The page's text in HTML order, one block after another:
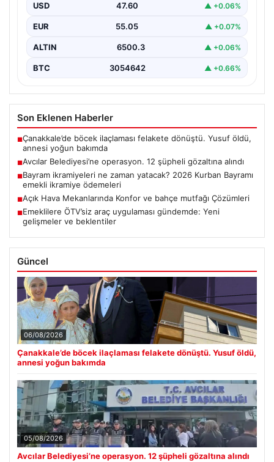
USD 47.60 ▲ +0.06%
EUR 55.05 ▲ +0.07%
ALTIN 6500.3 ▲ +0.06%
BTC 3054642 ▲ +0.66%
Son Eklenen Haberler
■Çanakkale’de böcek ilaçlaması felakete dönüştü. Yusuf öldü,
annesi yoğun bakımda
■Avcılar Belediyesi’ne operasyon. 12 şüpheli gözaltına alındı
■Bayram ikramiyeleri ne zaman yatacak? 2026 Kurban Bayramı
emekli ikramiye ödemeleri
■Açık Hava Mekanlarında Konfor ve bahçe mutfağı Çözümleri
■Emeklilere ÖTV’siz araç uygulaması gündemde: Yeni
gelişmeler ve beklentiler
Güncel
06/08/2026
Çanakkale’de böcek ilaçlaması felakete dönüştü. Yusuf öldü,
annesi yoğun bakımda
05/08/2026
Avcılar Belediyesi’ne operasyon. 12 şüpheli gözaltına alındı